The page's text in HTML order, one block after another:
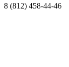
8 (812) 458-44-46